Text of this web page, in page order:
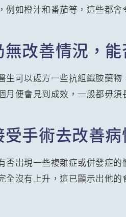
如橙汁和番茄等，這些都會
改善情況，能
生可以處方一些抗組織胺藥
便會見到成效，一般都毋須
手術去改善病
否出現一些複雜症或併發症
全沒有上升，這已顯示出他